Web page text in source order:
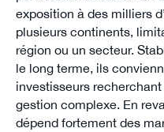
exposition à des milliers
plusieurs continents,
région ou un secteur.
le long terme, ils
investisseurs
gestion complexe. En
dépend fortement des